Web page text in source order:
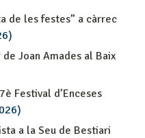
de les festes” a càrrec
Joan Amades al Baix
Festival d’Enceses
a la Seu de Bestiari